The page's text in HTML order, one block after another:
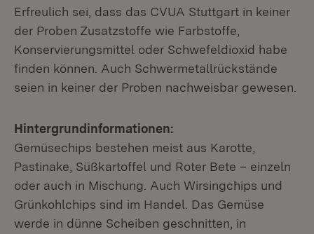
Erfreulich sei, dass das CVUA Stuttgart in keiner
der Proben Zusatzstoffe wie Farbstoffe,
Konservierungsmittel oder Schwefeldioxid habe
finden können. Auch Schwermetallrückstände
seien in keiner der Proben nachweisbar gewesen.
Hintergrundinformationen:
Gemüsechips bestehen meist aus Karotte,
Pastinake, Süßkartoffel und Roter Bete – einzeln
oder auch in Mischung. Auch Wirsingchips und
Grünkohlchips sind im Handel. Das Gemüse
werde in dünne Scheiben geschnitten, in